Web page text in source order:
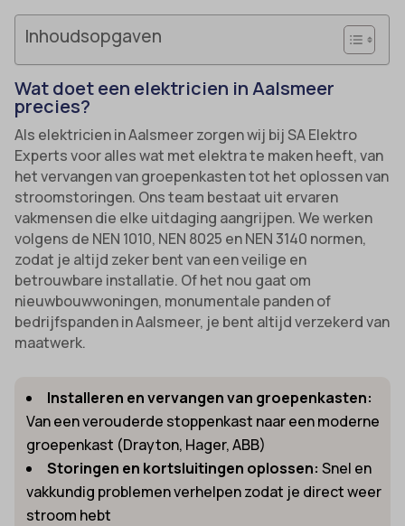
Inhoudsopgaven
Wat doet een elektricien in Aalsmeer
precies?
Als elektricien in Aalsmeer zorgen wij bij SA Elektro
Experts voor alles wat met elektra te maken heeft, van
het vervangen van groepenkasten tot het oplossen van
stroomstoringen. Ons team bestaat uit ervaren
vakmensen die elke uitdaging aangrijpen. We werken
volgens de NEN 1010, NEN 8025 en NEN 3140 normen,
zodat je altijd zeker bent van een veilige en
betrouwbare installatie. Of het nou gaat om
nieuwbouwwoningen, monumentale panden of
bedrijfspanden in Aalsmeer, je bent altijd verzekerd van
maatwerk.
Installeren en vervangen van groepenkasten:
Van een verouderde stoppenkast naar een moderne
groepenkast (Drayton, Hager, ABB)
Storingen en kortsluitingen oplossen: Snel en
vakkundig problemen verhelpen zodat je direct weer
stroom hebt